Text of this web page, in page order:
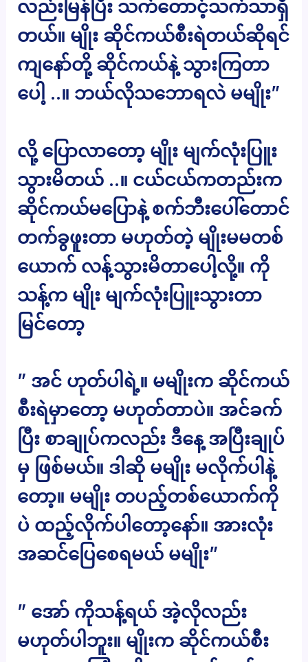
လည်းမြန်ပြီး သက်တောင့်သက်သာရှိ
တယ်။ မျိုး ဆိုင်ကယ်စီးရဲတယ်ဆိုရင်
ကျနော်တို့ ဆိုင်ကယ်နဲ့ သွားကြတာ
ပေါ့ ..။ ဘယ်လိုသဘောရလဲ မမျိုး”
လို့ ပြောလာတော့ မျိုး မျက်လုံးပြူး
သွားမိတယ် ..။ ငယ်ငယ်ကတည်းက
ဆိုင်ကယ်မပြောနဲ့ စက်ဘီးပေါ်တောင်
တက်ခွဖူးတာ မဟုတ်တဲ့ မျိုးမမတစ်
ယောက် လန့်သွားမိတာပေါ့လို့။ ကို
သန့်က မျိုး မျက်လုံးပြူးသွားတာ
မြင်တော့
” အင် ဟုတ်ပါရဲ့။ မမျိုးက ဆိုင်ကယ်
စီးရဲမှာတော့ မဟုတ်တာပဲ။ အင်ခက်
ပြီး စာချုပ်ကလည်း ဒီနေ့ အပြီးချုပ်
မှ ဖြစ်မယ်။ ဒါဆို မမျိုး မလိုက်ပါနဲ့
တော့။ မမျိုး တပည့်တစ်ယောက်ကို
ပဲ ထည့်လိုက်ပါတော့နော်။ အားလုံး
အဆင်ပြေစေရမယ် မမျိုး”
” အော် ကိုသန့်ရယ် အဲ့လိုလည်း
မဟုတ်ပါဘူး။ မျိုးက ဆိုင်ကယ်စီး